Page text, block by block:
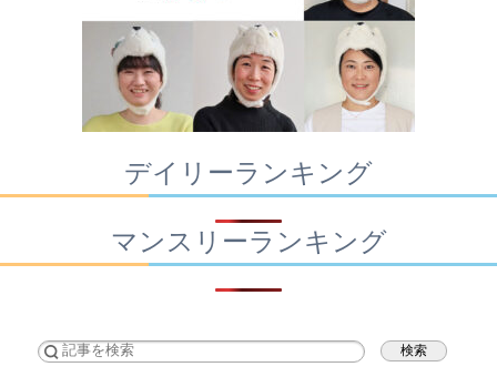
デイリーランキング
マンスリーランキング
検索